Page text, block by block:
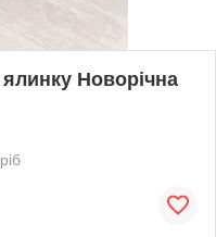
ялинку Новорічна